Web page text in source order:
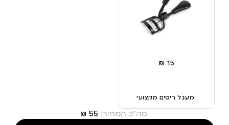
מעגל ריסים מקצועי
סה"כ המחיר: